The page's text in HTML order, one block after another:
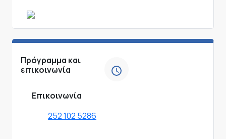
Πρόγραμμα και
επικοινωνία
Επικοινωνία
252 102 5286